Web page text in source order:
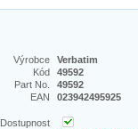
Výrobce
Verbatim
Kód
49592
Part No.
49592
EAN
023942495925
Dostupnost